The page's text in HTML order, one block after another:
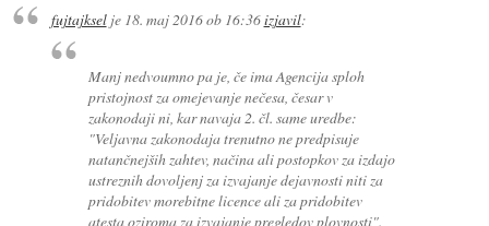
fujtajkselje 18. maj 2016 ob 16:36izjavil:
Manj nedvoumno pa je, če ima Agencija sploh
pristojnost za omejevanje nečesa, česar v
zakonodaji ni, kar navaja 2. čl. same uredbe:
"Veljavna zakonodaja trenutno ne predpisuje
natančnejših zahtev, načina ali postopkov za izdajo
ustreznih dovoljenj za izvajanje dejavnosti niti za
pridobitev morebitne licence ali za pridobitev
atesta oziroma za izvajanje pregledov plovnosti".